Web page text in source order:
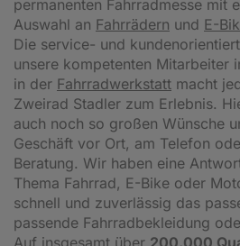
permanenten Fahrradmesse mit
Auswahl an Fahrrädern und E-
Die service- und
unsere kompetenten Mitarbeiter
in der Fahrradwerkstatt macht
Zweirad Stadler zum Erlebnis.
auch noch so großen Wünsche
Geschäft vor Ort, am Telefon
Beratung. Wir haben eine
Thema Fahrrad, E-Bike oder
schnell und zuverlässig das
passende Fahrradbekleidung
Auf insgesamt über 200.000